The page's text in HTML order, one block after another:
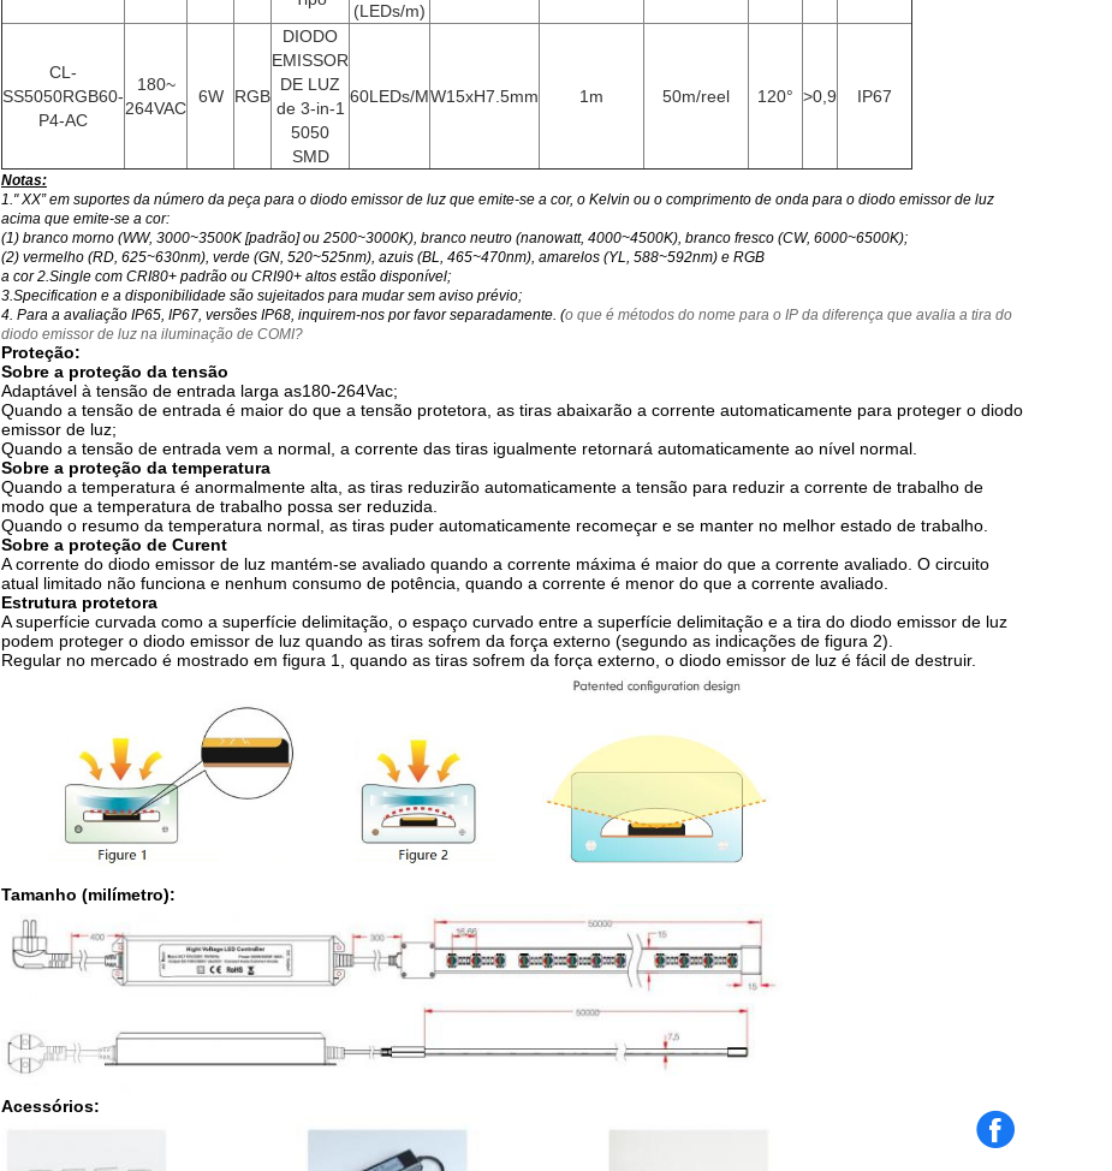
(LEDs/m)
CL-
SS5050RGB60-
P4-AC
180~
264VAC
6W RGB
DIODO
EMISSOR
DE LUZ
de 3-in-1
5050
SMD
60LEDs/MW15xH7.5mm 1m 50m/reel 120° >0,9 IP67
Notas:
1." XX” em suportes da número da peça para o diodo emissor de luz que emite-se a cor, o Kelvin ou o comprimento de onda para o diodo emissor de luz
acima que emite-se a cor:
(1) branco morno (WW, 3000~3500K [padrão] ou 2500~3000K), branco neutro (nanowatt, 4000~4500K), branco fresco (CW, 6000~6500K);
(2) vermelho (RD, 625~630nm), verde (GN, 520~525nm), azuis (BL, 465~470nm), amarelos (YL, 588~592nm) e RGB
a cor 2.Single com CRI80+ padrão ou CRI90+ altos estão disponível;
3.Specification e a disponibilidade são sujeitados para mudar sem aviso prévio;
4. Para a avaliação IP65, IP67, versões IP68, inquirem-nos por favor separadamente. (o que é métodos do nome para o IP da diferença que avalia a tira do
diodo emissor de luz na iluminação de COMI?
Proteção:
Sobre a proteção da tensão
Adaptável à tensão de entrada larga as180-264Vac;
Quando a tensão de entrada é maior do que a tensão protetora, as tiras abaixarão a corrente automaticamente para proteger o diodo
emissor de luz;
Quando a tensão de entrada vem a normal, a corrente das tiras igualmente retornará automaticamente ao nível normal.
Sobre a proteção da temperatura
Quando a temperatura é anormalmente alta, as tiras reduzirão automaticamente a tensão para reduzir a corrente de trabalho de
modo que a temperatura de trabalho possa ser reduzida.
Quando o resumo da temperatura normal, as tiras puder automaticamente recomeçar e se manter no melhor estado de trabalho.
Sobre a proteção de Curent
A corrente do diodo emissor de luz mantém-se avaliado quando a corrente máxima é maior do que a corrente avaliado. O circuito
atual limitado não funciona e nenhum consumo de potência, quando a corrente é menor do que a corrente avaliado.
Estrutura protetora
A superfície curvada como a superfície delimitação, o espaço curvado entre a superfície delimitação e a tira do diodo emissor de luz
podem proteger o diodo emissor de luz quando as tiras sofrem da força externo (segundo as indicações de figura 2).
Regular no mercado é mostrado em figura 1, quando as tiras sofrem da força externo, o diodo emissor de luz é fácil de destruir.
Tamanho (milímetro):
Acessórios: